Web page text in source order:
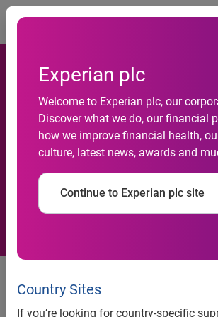
Experian plc
Welcome to Experian plc, our
Discover what we do, our financial
how we improve financial health,
culture, latest news, awards and
Continue to Experian plc site
Country Sites
If you’re looking for country-specific
Economia ensaia
aceleração, aponta
Serasa Experian
São Paulo, 28 de outubro de 2010– O
Experian de Perspectiva Econômica
agosto de 2010 frente ao mês